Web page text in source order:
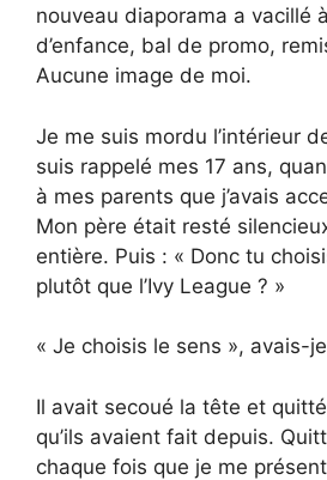
nouveau diaporama a vacillé
d’enfance, bal de promo,
Aucune image de moi.
Je me suis mordu l’intérieur
suis rappelé mes 17 ans,
à mes parents que j’avais
Mon père était resté
entière. Puis : « Donc tu
plutôt que l’Ivy League ? »
« Je choisis le sens », avais-
Il avait secoué la tête et quitté
qu’ils avaient fait depuis.
chaque fois que je me